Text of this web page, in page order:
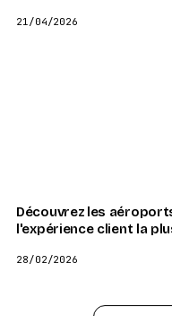
21/04/2026
Découvrez les
l'expérience client la
28/02/2026